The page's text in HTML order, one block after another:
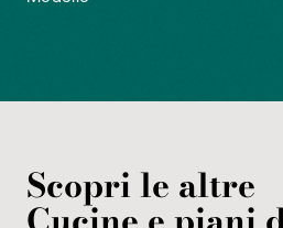
Scopri le altre